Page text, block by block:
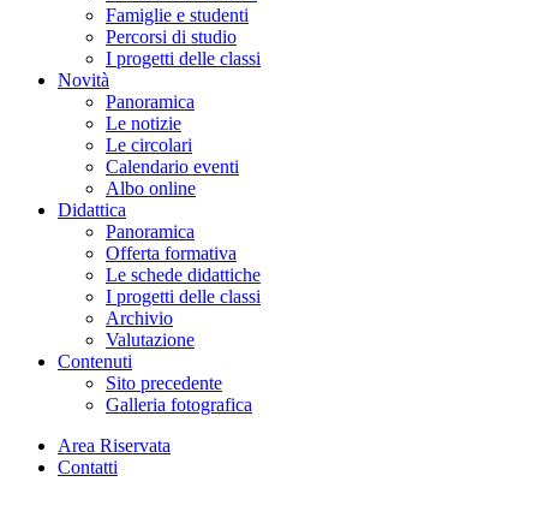
Famiglie e studenti
Percorsi di studio
I progetti delle classi
Novità
Panoramica
Le notizie
Le circolari
Calendario eventi
Albo online
Didattica
Panoramica
Offerta formativa
Le schede didattiche
I progetti delle classi
Archivio
Valutazione
Contenuti
Sito precedente
Galleria fotografica
Area Riservata
Contatti